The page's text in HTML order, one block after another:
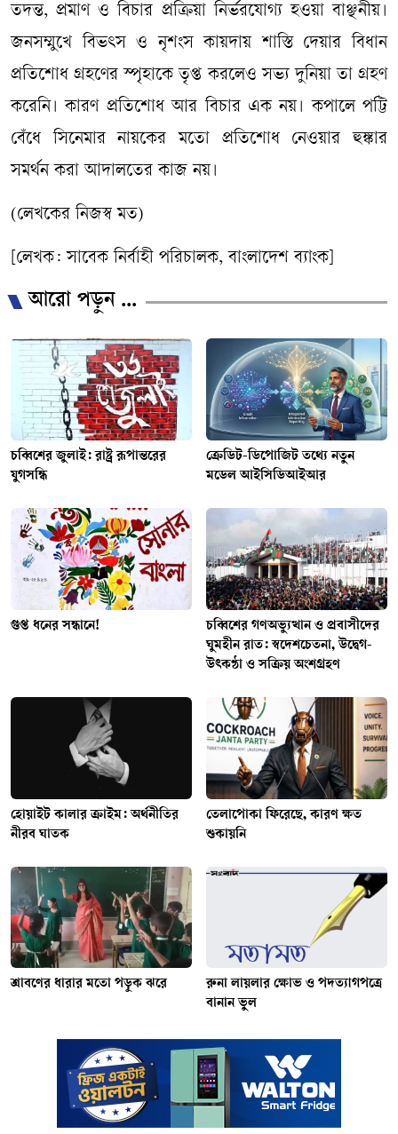
তদন্ত, প্রমাণ ও বিচার প্রক্রিয়া নির্ভরযোগ্য হওয়া বাঞ্ছনীয়।
জনসম্মুখে বিভৎস ও নৃশংস কায়দায় শাস্তি দেয়ার বিধান
প্রতিশোধ গ্রহণের স্পৃহাকে তৃপ্ত করলেও সভ্য দুনিয়া তা গ্রহণ
করেনি। কারণ প্রতিশোধ আর বিচার এক নয়। কপালে পট্টি
বেঁধে সিনেমার নায়কের মতো প্রতিশোধ নেওয়ার হুঙ্কার
সমর্থন করা আদালতের কাজ নয়।
(লেখকের নিজস্ব মত)
[লেখক: সাবেক নির্বাহী পরিচালক, বাংলাদেশ ব্যাংক]
আরো পড়ুন ...
চব্বিশের জুলাই: রাষ্ট্র রূপান্তরের
যুগসন্ধি
ক্রেডিট-ডিপোজিট তথ্যে নতুন
মডেল আইসিডিআইআর
গুপ্ত ধনের সন্ধানে!
চব্বিশের গণঅভ্যুত্থান ও প্রবাসীদের
ঘুমহীন রাত: স্বদেশচেতনা, উদ্বেগ-
উৎকণ্ঠা ও সক্রিয় অংশগ্রহণ
হোয়াইট কালার ক্রাইম: অর্থনীতির
নীরব ঘাতক
তেলাপোকা ফিরেছে, কারণ ক্ষত
শুকায়নি
শ্রাবণের ধারার মতো পড়ুক ঝরে
রুনা লায়লার ক্ষোভ ও পদত্যাগপত্রে
বানান ভুল